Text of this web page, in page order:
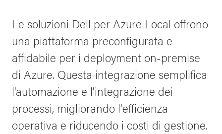
Le soluzioni Dell per Azure Local offrono
una piattaforma preconfigurata e
affidabile per i deployment on-premise
di Azure. Questa integrazione semplifica
l'automazione e l'integrazione dei
processi, migliorando l'efficienza
operativa e riducendo i costi di gestione.